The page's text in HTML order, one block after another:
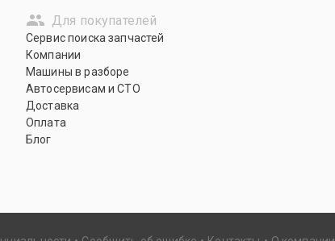
Для покупателей
Сервис поиска запчастей
Компании
Машины в разборе
Автосервисам и СТО
Доставка
Оплата
Блог